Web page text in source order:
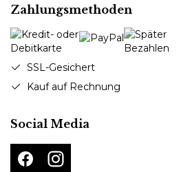
Zahlungsmethoden
SSL-Gesichert
Kauf auf Rechnung
Social Media